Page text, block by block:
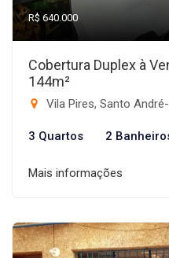
R$ 640.000
Cobertura Duplex à
144m²
Vila Pires, Santo
3 Quartos 2
Mais informações